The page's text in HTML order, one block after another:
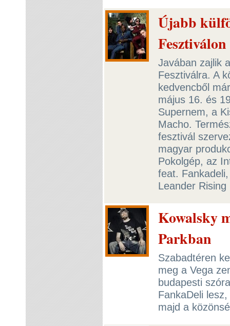
Újabb
Javában zajlik
Fesztiválra. A
kedvencből
május 16. és
Supernem, a
Macho.
fesztivál
magyar
Pokolgép, az
feat.
Leander
Kowalsky
Parkban
Szabadtéren
meg a Vega
budapesti
FankaDeli
majd a